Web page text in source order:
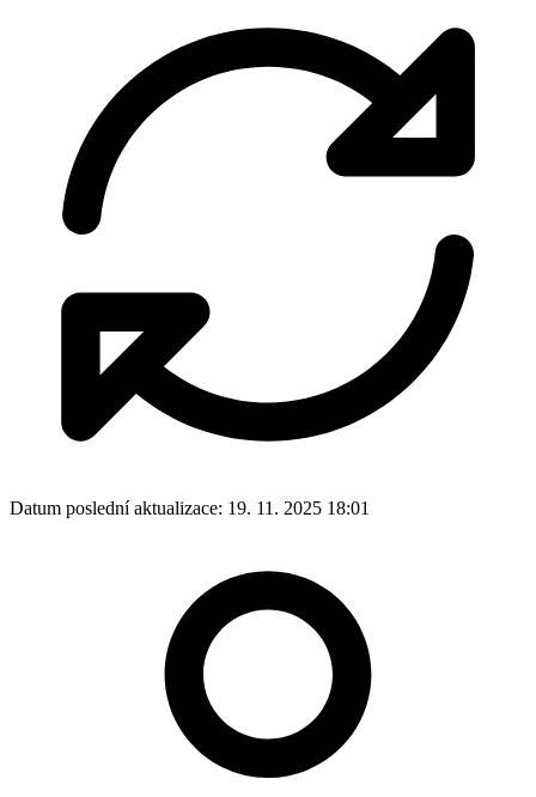
Datum poslední aktualizace: 19. 11. 2025 18:01